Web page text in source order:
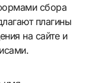
сбора
плагины
на сайте и